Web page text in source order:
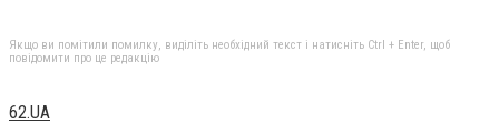
Якщо ви помітили помилку, виділіть необхідний текст і натисніть Ctrl + Enter, щоб
повідомити про це редакцію
62.UA